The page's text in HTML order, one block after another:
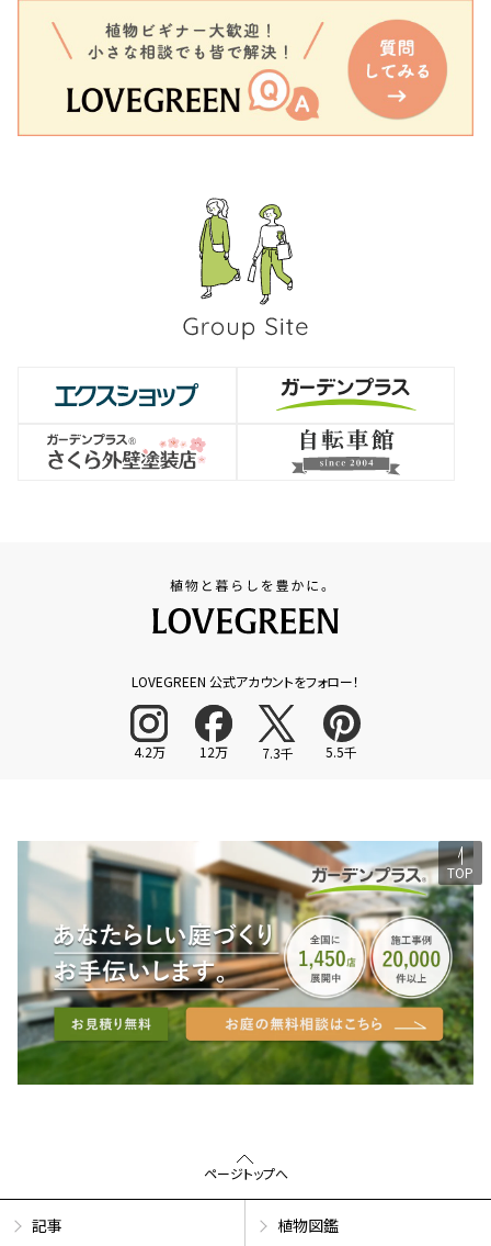
LOVEGREEN 公式アカウントをフォロー！
4.2万 12万 7.3千 5.5千
TOP
ページトップへ
記事 植物図鑑